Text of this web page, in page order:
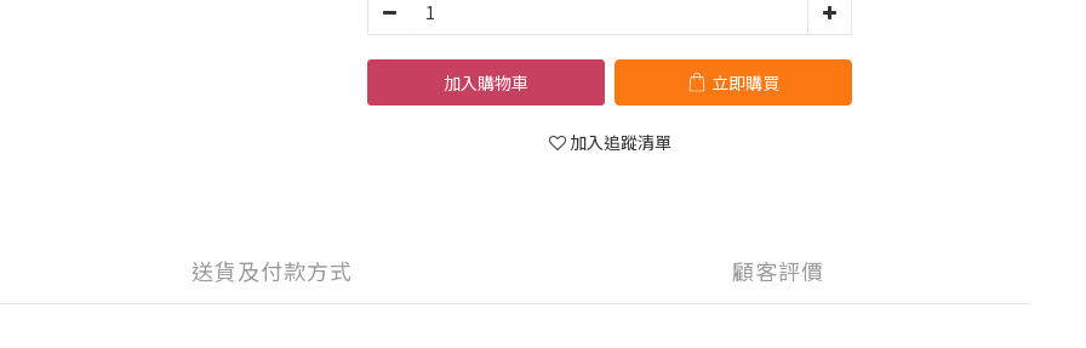
加入購物車 立即購買
加入追蹤清單
送貨及付款方式 顧客評價